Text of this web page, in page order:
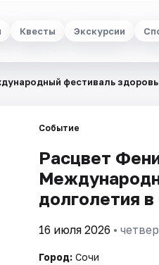
Квесты Экскурсии
фестиваль
Событие
Расцвет
долголетия
16 июля 2026 •
Город: Сочи